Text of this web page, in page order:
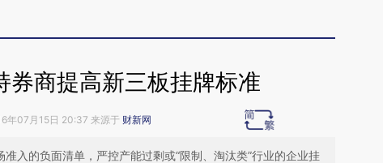
券商提高新三板挂牌标准
年07月15日 20:37 来源于 财新网
入的负面清单，严控产能过剩或“限制、淘汰类”行业的企业挂